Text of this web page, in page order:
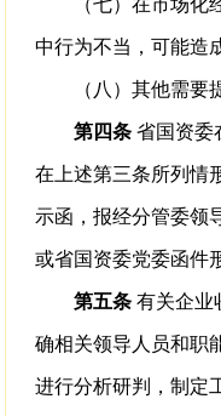
中行为不当，可能造
（八）其他需要
第四条 省国资委
在上述第三条所列情
示函，报经分管委领
或省国资委党委函件
第五条 有关企业
确相关领导人员和职
进行分析研判，制定